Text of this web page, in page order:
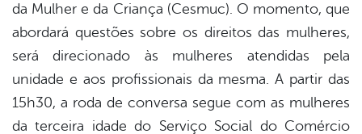
da Mulher e da Criança (Cesmuc). O momento, que
abordará questões sobre os direitos das mulheres,
será direcionado às mulheres atendidas pela
unidade e aos profissionais da mesma. A partir das
15h30, a roda de conversa segue com as mulheres
da terceira idade do Serviço Social do Comércio